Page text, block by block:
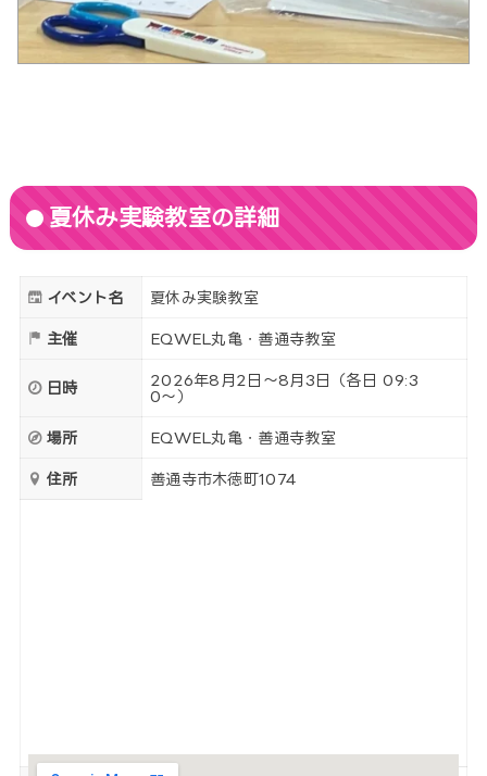
夏休み実験教室の詳細
イベント名 夏休み実験教室
主催 EQWEL丸亀・善通寺教室
日時
2026年8月2日〜8月3日（各日 09:3
0〜）
場所 EQWEL丸亀・善通寺教室
住所 善通寺市木徳町1074